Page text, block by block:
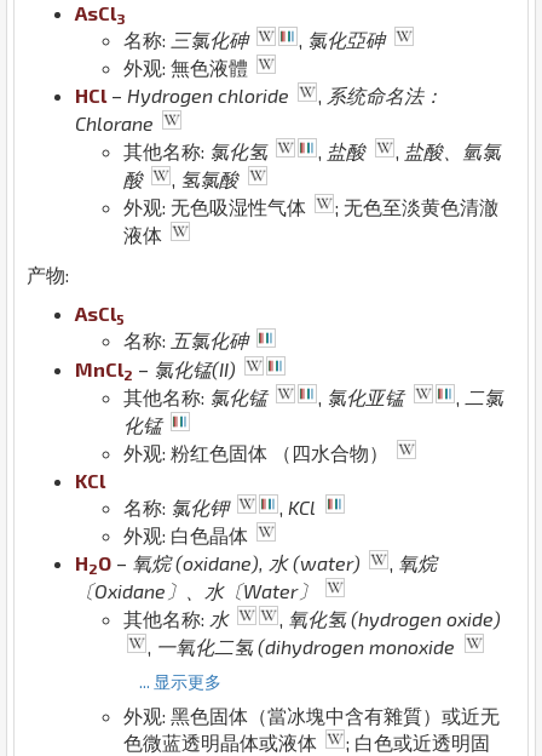
AsCl3
名称: 三氯化砷 , 氯化亞砷
外观: 無色液體
HCl – Hydrogen chloride , 系统命名法：
Chlorane
其他名称: 氯化氢 , 盐酸 , 盐酸、氫氯
酸
, 氢氯酸
外观: 无色吸湿性气体
; 无色至淡黄色清澈
液体
产物:
AsCl5
名称: 五氯化砷
MnCl2 – 氯化锰(II)
其他名称: 氯化锰 氯化亚锰
二氯
化锰
外观: 粉红色固体 （四水合物）
KCl
名称: 氯化钾 , KCl
外观: 白色晶体
H2O – 氧烷 (oxidane), 水 (water) , 氧烷
〔Oxidane〕、水〔Water〕
其他名称: 水 , 氧化氢 (hydrogen oxide)
, 一氧化二氢 (dihydrogen monoxide
... 显示更多
外观: 黑色固体（當冰塊中含有雜質）或近无
色微蓝透明晶体或液体
; 白色或近透明固